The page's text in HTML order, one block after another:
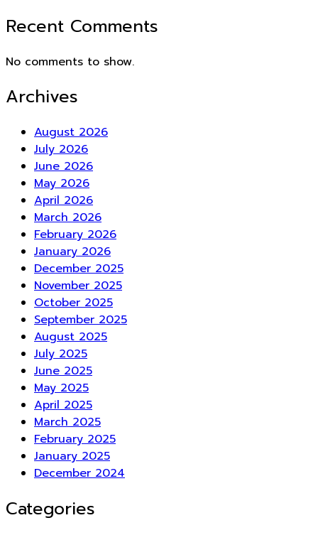
Recent Comments
No comments to show.
Archives
August 2026
July 2026
June 2026
May 2026
April 2026
March 2026
February 2026
January 2026
December 2025
November 2025
October 2025
September 2025
August 2025
July 2025
June 2025
May 2025
April 2025
March 2025
February 2025
January 2025
December 2024
Categories